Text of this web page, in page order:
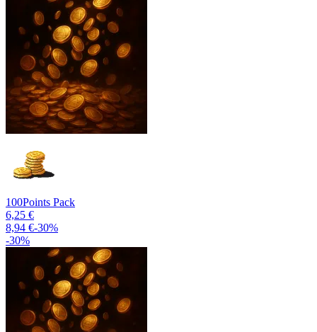
100Points Pack
6,25 €
8,94 €-30%
-30%